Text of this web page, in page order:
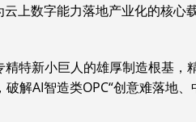
上数字能力落地产业化的核心
特新小巨人的雄厚制造根基，
解AI智造类OPC“创意难落地、